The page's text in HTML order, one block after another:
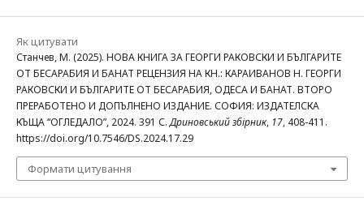
Як цитувати
Станчев, М. (2025). НОВА КНИГА ЗА ГЕОРГИ РАКОВСКИ И БЪЛГАРИТЕ
ОТ БЕСАРАБИЯ И БАНАТ РЕЦЕНЗИЯ НА КН.: КАРАИВАНОВ Н. ГЕОРГИ
РАКОВСКИ И БЪЛГАРИТЕ ОТ БЕСАРАБИЯ, ОДЕСА И БАНАТ. ВТОРО
ПРЕРАБОТЕНО И ДОПЪЛНЕНО ИЗДАНИЕ. СОФИЯ: ИЗДАТЕЛСКА
КЪЩА “ОГЛЕДАЛО”, 2024. 391 С.Дриновський збірник, 17, 408-411.
https://doi.org/10.7546/DS.2024.17.29
Формати цитування